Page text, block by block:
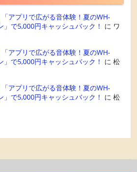
「アプリで広がる音体験！夏のWH-
で5,000円キャッシュバック！ に ワ
「アプリで広がる音体験！夏のWH-
で5,000円キャッシュバック！ に松
「アプリで広がる音体験！夏のWH-
で5,000円キャッシュバック！ に松